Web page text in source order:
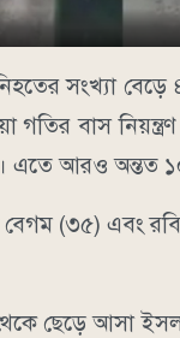
সংখ্যা
বাস
এতে আরও
(৩৫) এবং
ছেড়ে আসা